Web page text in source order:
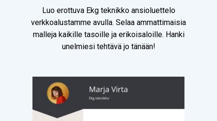
Luo erottuva Ekg teknikko ansioluettelo
verkkoalustamme avulla. Selaa ammattimaisia
malleja kaikille tasoille ja erikoisaloille. Hanki
unelmiesi tehtävä jo tänään!